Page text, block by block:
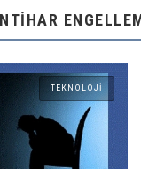
TEKNOLOJI